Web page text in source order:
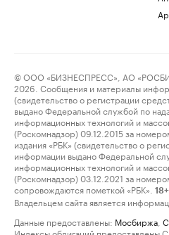
© ООО «БИЗНЕСПРЕСС», АО
2026. Сообщения и материалы
(свидетельство о регистрации
выдано Федеральной службой по
информационных технологий и
(Роскомнадзор) 09.12.2015 за
издания «РБК» (свидетельство о
информации выдано Федеральной
информационных технологий и
(Роскомнадзор) 03.12.2021 за
сопровождаются пометкой «РБК».
18+
Владельцем сайта является
Данные предоставлены: Мосбиржа